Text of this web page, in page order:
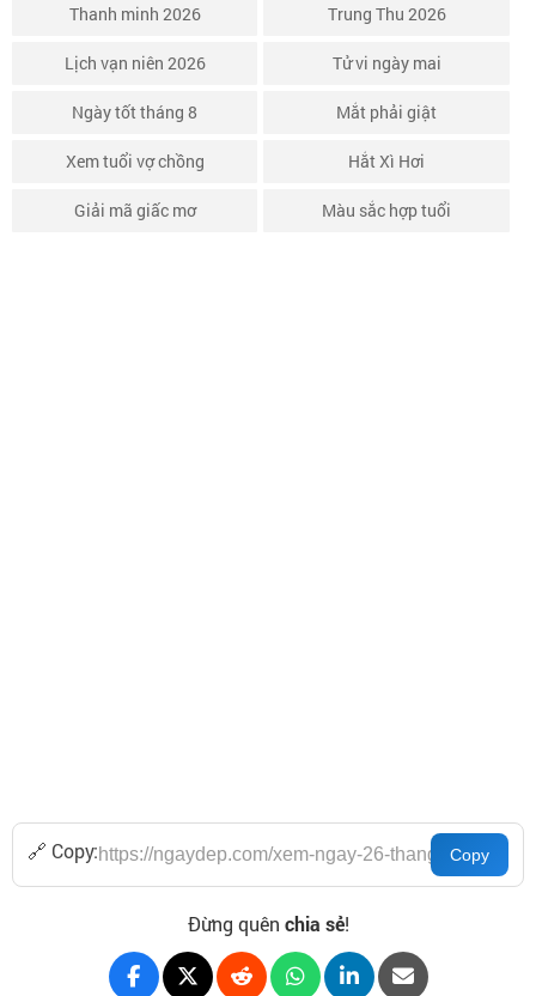
Thanh minh 2026 Trung Thu 2026
Lịch vạn niên 2026 Tử vi ngày mai
Ngày tốt tháng 8 Mắt phải giật
Xem tuổi vợ chồng Hắt Xì Hơi
Giải mã giấc mơ Màu sắc hợp tuổi
🔗 Copy:
Đừng quên chia sẻ!